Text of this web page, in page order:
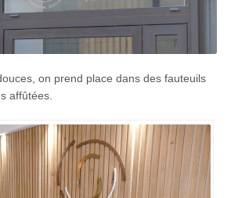
on prend place dans des fauteuils
affûtées.